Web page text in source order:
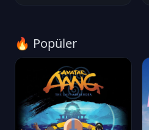
🔥 Popüler